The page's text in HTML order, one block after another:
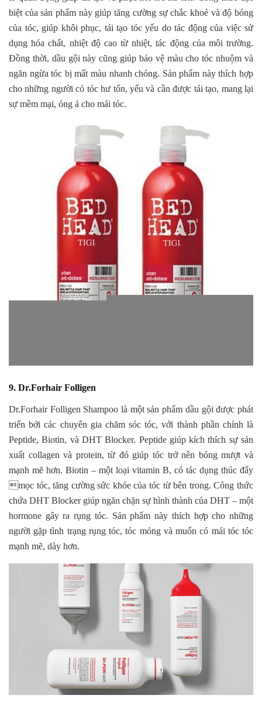
biệt của sản phẩm này giúp tăng cường sự chắc khoẻ và độ bóng
của tóc, giúp khôi phục, tái tạo tóc yếu do tác động của việc sử
dụng hóa chất, nhiệt độ cao từ nhiệt, tác động của môi trường.
Đồng thời, dầu gội này cũng giúp bảo vệ màu cho tóc nhuộm và
ngăn ngừa tóc bị mất màu nhanh chóng. Sản phẩm này thích hợp
cho những người có tóc hư tổn, yếu và cần được tái tạo, mang lại
sự mềm mại, óng ả cho mái tóc.
9. Dr.Forhair Folligen
Dr.Forhair Folligen Shampoo là một sản phẩm dầu gội được phát
triển bởi các chuyên gia chăm sóc tóc, với thành phần chính là
Peptide, Biotin, và DHT Blocker. Peptide giúp kích thích sự sản
xuất collagen và protein, từ đó giúp tóc trở nên bóng mượt và
mạnh mẽ hơn. Biotin – một loại vitamin B, có tác dụng thúc đẩy
mọc tóc, tăng cường sức khỏe của tóc từ bên trong. Công thức
chứa DHT Blocker giúp ngăn chặn sự hình thành của DHT – một
hormone gây ra rụng tóc. Sản phẩm này thích hợp cho những
người gặp tình trạng rụng tóc, tóc mỏng và muốn có mái tóc tóc
mạnh mẽ, dày hơn.